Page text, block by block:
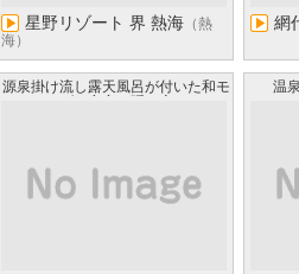
星野リゾート 界 熱海 （熱
海）
網
源泉掛け流し露天風呂が付いた和モ
温